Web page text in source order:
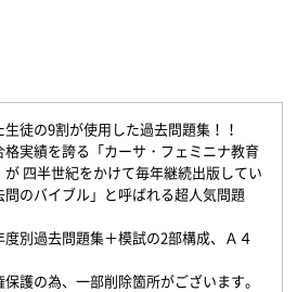
徒の9割が使用した過去問題集！！
格実績を誇る「カーサ・フェミニナ教育
が 四半世紀をかけて毎年継続出版してい
問のバイブル」と呼ばれる超人気問題
度別過去問題集＋模試の2部構成、Ａ４
護の為、一部削除箇所がございます。